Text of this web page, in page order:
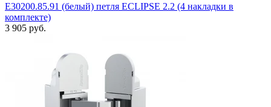
E30200.85.91 (белый) петля ECLIPSE 2.2 (4 накладки в
комплекте)
3 905 руб.